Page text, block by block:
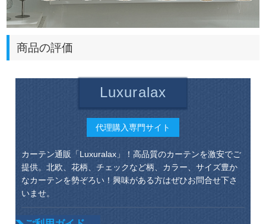
商品の評価
Luxuralax
代理購入専門サイト
カーテン通販「Luxuralax」！高品質のカーテンを激安でご
提供。北欧、花柄、チェックなど柄、カラー、サイズ豊か
なカーテンを勢ぞろい！興味がある方はぜひお問合せ下さ
いませ。